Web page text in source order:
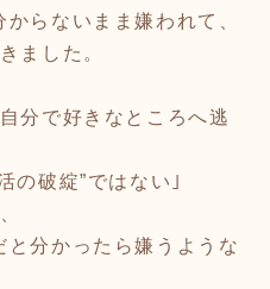
らないまま嫌われて、
ました。
分で好きなところへ逃
の破綻”ではない｣
分かったら嫌うような